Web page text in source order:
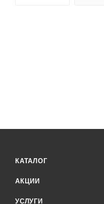
КАТАЛОГ
АКЦИИ
УСЛУГИ